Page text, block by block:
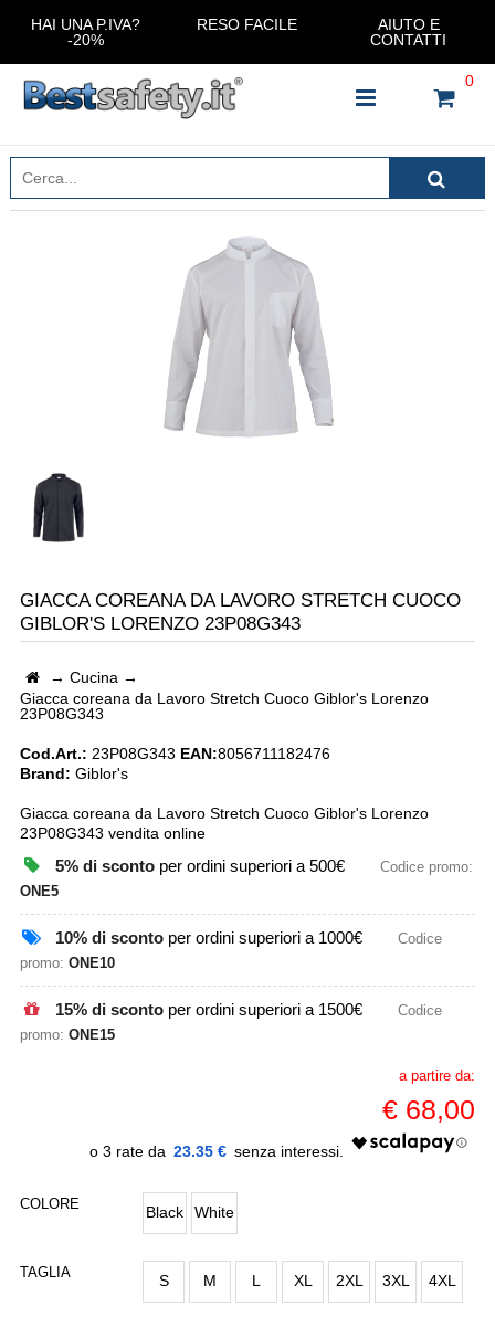
HAI UNA P.IVA?
-20%
RESO FACILE
AIUTO E
CONTATTI
0
INSERISCI IL NOME DEL PRODOTTO CHE STAI
CERCANDO
CHIUDI RICERCA
GIACCA COREANA DA LAVORO STRETCH CUOCO
GIBLOR'S LORENZO 23P08G343
→ Cucina →
Giacca coreana da Lavoro Stretch Cuoco Giblor's Lorenzo
23P08G343
Cod.Art.: 23P08G343 EAN:8056711182476
Brand: Giblor's
Giacca coreana da Lavoro Stretch Cuoco Giblor's Lorenzo
23P08G343 vendita online
5% di scontoper ordini superiori a 500€
Codice promo:
ONE5
10% di scontoper ordini superiori a 1000€
Codice
promo: ONE10
15% di scontoper ordini superiori a 1500€
Codice
promo: ONE15
a partire da:
€ 68,00
23.35 €
COLORE Black White
TAGLIA S M L XL 2XL 3XL 4XL